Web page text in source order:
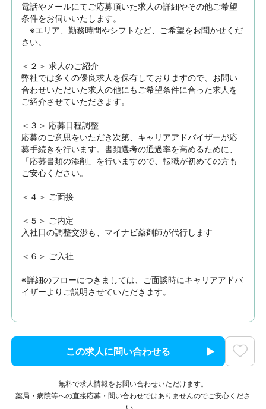
電話やメールにてご応募頂いた求人の詳細やその他ご希望
条件をお伺いいたします。
※エリア、勤務時間やシフトなど、ご希望をお聞かせくだ
さい。
＜２＞ 求人のご紹介
弊社では多くの優良求人を保有しておりますので、お問い
合わせいただいた求人の他にもご希望条件に合った求人を
ご紹介させていただきます。
＜３＞ 応募日程調整
応募のご意思をいただき次第、キャリアアドバイザーが応
募手続きを行います。書類選考の通過率を高めるために、
「応募書類の添削」を行いますので、転職が初めての方も
ご安心ください。
＜４＞ ご面接
＜５＞ ご内定
入社日の調整交渉も、マイナビ薬剤師が代行します
＜６＞ ご入社
※詳細のフローにつきましては、ご面談時にキャリアアドバ
イザーよりご説明させていただきます。
この求人に問い合わせる
無料で求人情報をお問い合わせいただけます。
薬局・病院等への直接応募・問い合わせではありませんのでご安心くださ